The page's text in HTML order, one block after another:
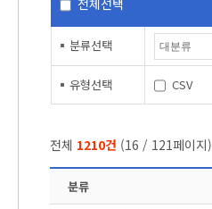
전체선택
분류선택
유형선택 CSV
전체 1210건 (16 / 121페이지)
분류